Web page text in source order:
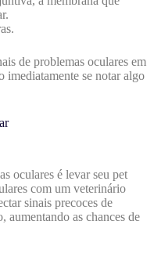
de problemas oculares em
imediatamente se notar algo
oculares é levar seu pet
com um veterinário
sinais precoces de
aumentando as chances de